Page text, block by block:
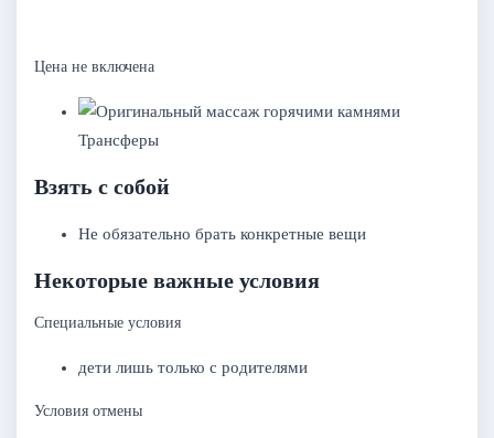
Цена не включена
Трансферы
Взять с собой
Не обязательно брать конкретные вещи
Некоторые важные условия
Специальные условия
дети лишь только с родителями
Условия отмены